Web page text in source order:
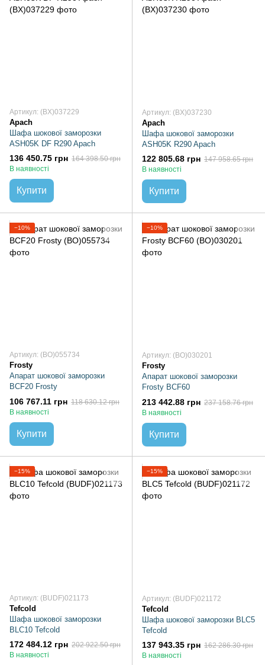
Артикул: (BX)037229
Apach
Шафа шокової заморозки
ASH05K DF R290 Apach
136 450.75 грн 164 398.50 грн
В наявності
Купити
Артикул: (BX)037230
Apach
Шафа шокової заморозки
ASH05K R290 Apach
122 805.68 грн 147 958.65 грн
В наявності
Купити
−10%
Артикул: (BO)055734
Frosty
Апарат шокової заморозки
BCF20 Frosty
106 767.11 грн 118 630.12 грн
В наявності
Купити
−10%
Артикул: (BO)030201
Frosty
Апарат шокової заморозки
Frosty BCF60
213 442.88 грн 237 158.76 грн
В наявності
Купити
−15%
Артикул: (BUDF)021173
Tefcold
Шафа шокової заморозки
BLC10 Tefcold
172 484.12 грн 202 922.50 грн
В наявності
−15%
Артикул: (BUDF)021172
Tefcold
Шафа шокової заморозки BLC5
Tefcold
137 943.35 грн 162 286.30 грн
В наявності